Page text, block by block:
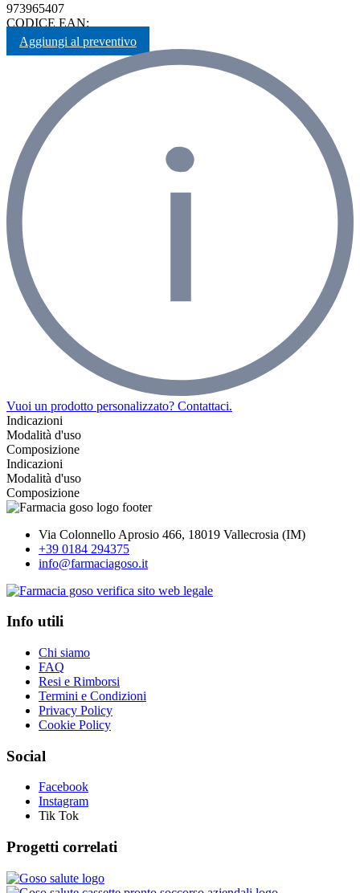
973965407
CODICE EAN:
Aggiungi al preventivo
Vuoi un prodotto personalizzato? Contattaci.
Indicazioni
Modalità d'uso
Composizione
Indicazioni
Modalità d'uso
Composizione
Via Colonnello Aprosio 466, 18019 Vallecrosia (IM)
+39 0184 294375
info@farmaciagoso.it
Info utili
Chi siamo
FAQ
Resi e Rimborsi
Termini e Condizioni
Privacy Policy
Cookie Policy
Social
Facebook
Instagram
Tik Tok
Progetti correlati